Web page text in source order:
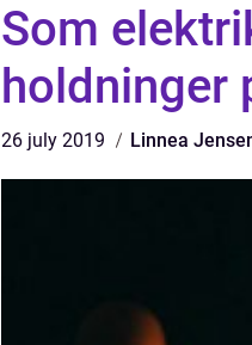
Som
holdninger
26 july 2019 Linnea